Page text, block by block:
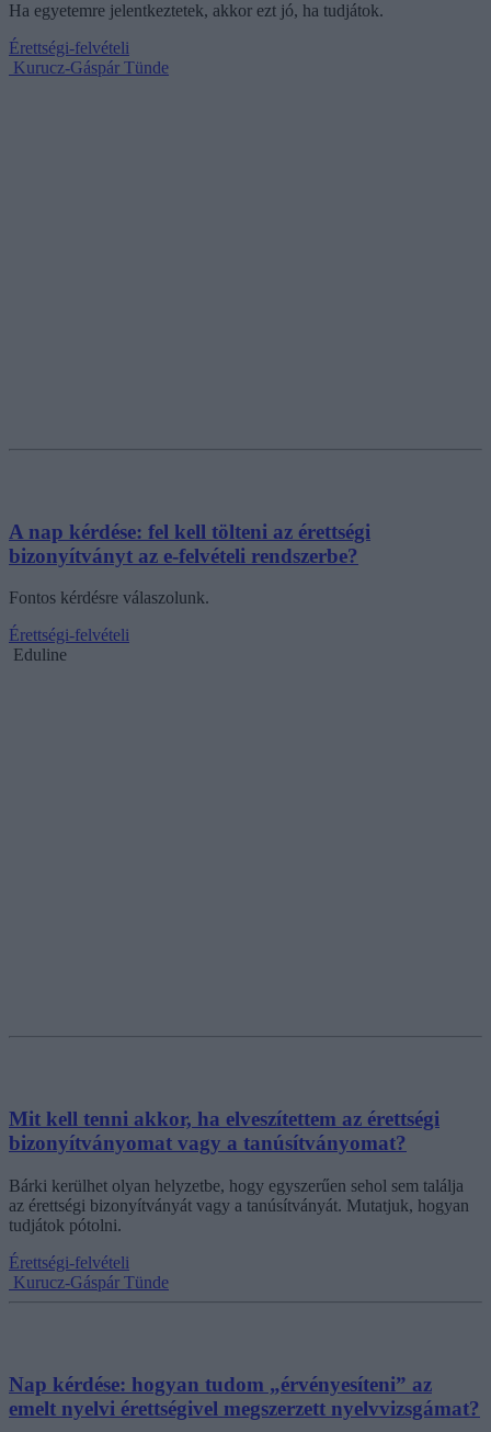
Ha egyetemre jelentkeztetek, akkor ezt jó, ha tudjátok.
Érettségi-felvételi
Kurucz-Gáspár Tünde
A nap kérdése: fel kell tölteni az érettségi
bizonyítványt az e-felvételi rendszerbe?
Fontos kérdésre válaszolunk.
Érettségi-felvételi
Eduline
Mit kell tenni akkor, ha elveszítettem az érettségi
bizonyítványomat vagy a tanúsítványomat?
Bárki kerülhet olyan helyzetbe, hogy egyszerűen sehol sem találja
az érettségi bizonyítványát vagy a tanúsítványát. Mutatjuk, hogyan
tudjátok pótolni.
Érettségi-felvételi
Kurucz-Gáspár Tünde
Nap kérdése: hogyan tudom „érvényesíteni” az
emelt nyelvi érettségivel megszerzett nyelvvizsgámat?